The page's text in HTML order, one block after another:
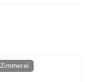
Zimmerei